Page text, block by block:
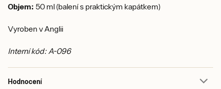
Objem: 50 ml (balení s praktickým kapátkem)
Vyroben v Anglii
Interní kód: A-096
Hodnocení